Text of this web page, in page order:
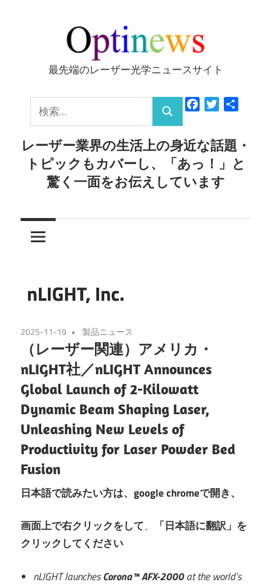
ッ
Optinews
最先端のレーザー光学ニュースサイト
索:
検
索
FacebookTwitter
レーザー業界の生活上の身近な話題・
トピックもカバーし、「あっ！」と
驚く一面をお伝えしています
2025-11-19 製品ニュース
（レーザー関連）アメリカ・
nLIGHT社／nLIGHT Announces
Global Launch of 2-Kilowatt
Dynamic Beam Shaping Laser,
Unleashing New Levels of
Productivity for Laser Powder Bed
Fusion
日本語で読みたい方は、 google chromeで開き、
画面上で右クリックをして、
「日本語に翻訳」を
クリックしてください
nLIGHT launchesCorona™ AFX-2000at the world’s